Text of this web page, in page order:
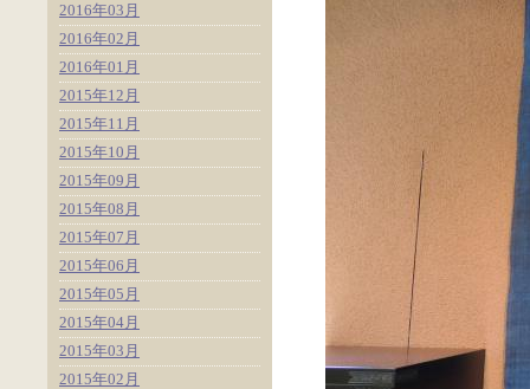
2016年03月
2016年02月
2016年01月
2015年12月
2015年11月
2015年10月
2015年09月
2015年08月
2015年07月
2015年06月
2015年05月
2015年04月
2015年03月
2015年02月